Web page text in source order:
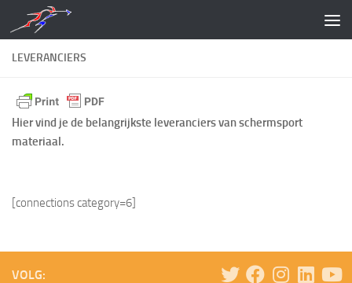
Doorgaan naar inhoud
LEVERANCIERS
Hier vind je de belangrijkste leveranciers van schermsport
materiaal.
[connections category=6]
VOLG: